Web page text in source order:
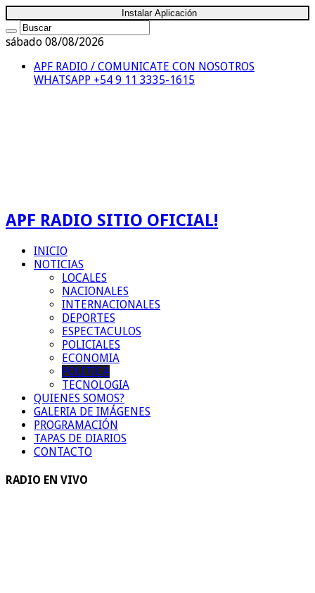
Instalar Aplicación
sábado 08/08/2026
APF RADIO / COMUNICATE CON NOSOTROS
WHATSAPP +54 9 11 3335-1615
APF RADIO SITIO OFICIAL!
INICIO
NOTICIAS
LOCALES
NACIONALES
INTERNACIONALES
DEPORTES
ESPECTACULOS
POLICIALES
ECONOMIA
POLITICA
TECNOLOGIA
QUIENES SOMOS?
GALERIA DE IMÁGENES
PROGRAMACIÓN
TAPAS DE DIARIOS
CONTACTO
RADIO EN VIVO